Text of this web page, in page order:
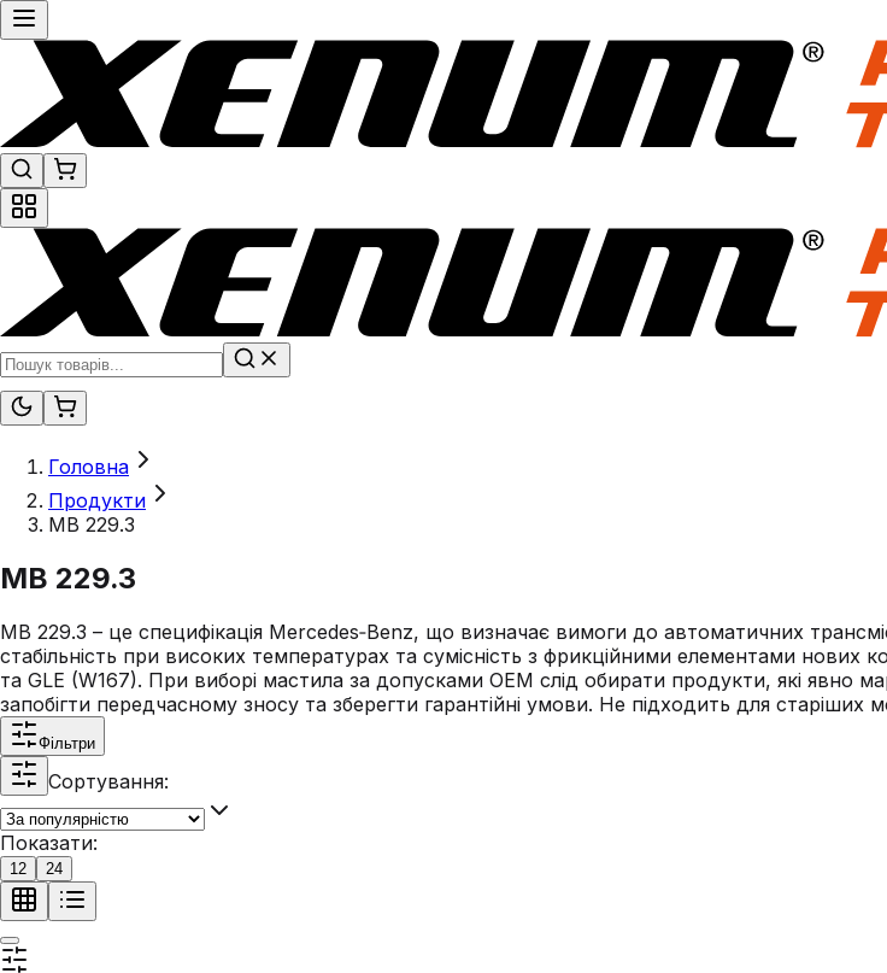
Головна
Продукти
MB 229.3
MB 229.3
MB 229.3 – це специфікація Mercedes‑Benz, що визначає вимоги до автоматичних
стабільність при високих температурах та сумісність з фрикційними елементами
та GLE (W167). При виборі мастила за допусками OEM слід обирати продукти, які явно
запобігти передчасному зносу та зберегти гарантійні умови. Не підходить для
Фільтри
Сортування:
Показати:
12 24